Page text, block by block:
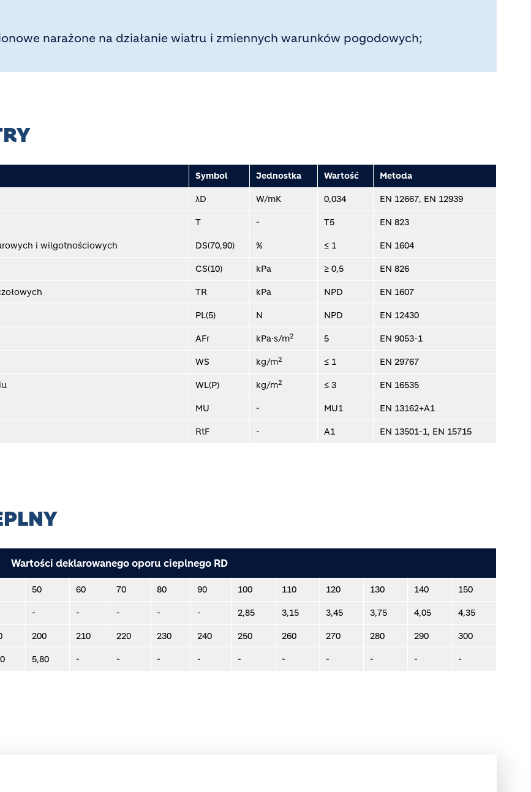
narażone na działanie wiatru i zmiennych warunków pogodowych;
Symbol Jednostka Wartość Metoda
λD W/mK 0,034 EN 12667, EN 12939
T - T5 EN 823
i wilgotnościowych DS(70,90) % ≤ 1 EN 1604
CS(10) kPa ≥ 0,5 EN 826
TR kPa NPD EN 1607
PL(5) N NPD EN 12430
AFr kPa·s/m2 5 EN 9053-1
WS kg/m2 ≤ 1 EN 29767
WL(P) kg/m2 ≤ 3 EN 16535
MU - MU1 EN 13162+A1
RtF - A1 EN 13501-1, EN 15715
Wartości deklarowanego oporu cieplnego RD
50 60 70 80 90 100 110 120 130 140 150
- - - - - 2,85 3,15 3,45 3,75 4,05 4,35
200 210 220 230 240 250 260 270 280 290 300
5,80 - - - - - - - - - -